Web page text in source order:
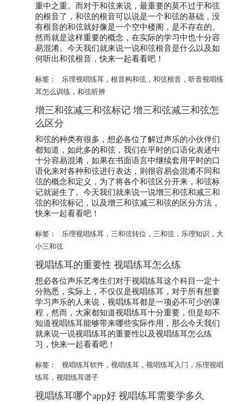
重中之重。而对于和弦来说，最重要的莫不过于和弦
的根音了，和弦的根音可以说是一个和弦的基础，没
有根音的和弦就好像是一个空中楼阁，是不存在的。
然而就是这样重要的概念，在实际的学习中也十分容
易混淆。今天我们就来说一说和弦根音是什么以及如
何听出和弦根音，快来一起看看吧！
标签： 乐理视唱练耳， 根音构和弦， 和弦根音， 听音视唱练
耳怎么训练 ， 和弦听辨
增三和弦减三和弦标记 增三和弦减三和弦怎
么区分
和弦的种类有很多，想必各位了解过声乐的小伙伴们
都知道，如此多的和弦，我们在平时的口语化表述中
十分容易混淆，如果在书面语言中继续套用平时的口
语化来对各种和弦进行表达，则很容易会混淆不同和
弦的概念和定义，为了将各个和弦区分开来，和弦标
记就诞生了。今天我们就来说一说增三和弦和减三和
弦的和弦标记，以及增三和弦减三和弦的区分方法，
快来一起看看吧！
标签： 乐理视唱练耳， 三和弦转位 ， 三和弦， 乐理知识 ， 大
小三和弦
视唱练耳的重要性 视唱练耳怎么练
想必各位声乐艺考生们对于视唱练耳这个科目一定十
分熟悉，实际上，不仅仅是视唱练耳，对于所有想要
学习声乐的人来说，视唱练耳都是一项必不可少的课
程，然而，大家都知道视唱练耳十分重要，但是却不
知道视唱练耳能够带来哪些实际作用，那么今天我们
就来说一说视唱练耳的重要性以及视唱练耳怎么练
习，快来一起看看吧！
标签： 视唱练耳软件， 视唱练耳， 视唱练耳入门 ， 乐理视唱
练耳 ， 视唱练耳谱子
视唱练耳哪个app好 视唱练耳需要学多久